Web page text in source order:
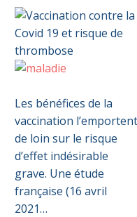
contre
la
Covid
19
et
risque
de
Les bénéfices de la
vaccination l’emportent
de loin sur le risque
d’effet indésirable
grave. Une étude
française (16 avril
2021…